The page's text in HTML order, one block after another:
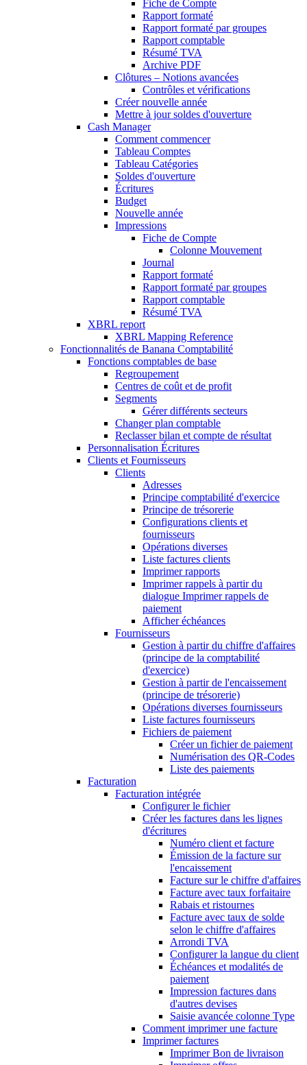
Fiche de Compte
Rapport formaté
Rapport formaté par groupes
Rapport comptable
Résumé TVA
Archive PDF
Clôtures – Notions avancées
Contrôles et vérifications
Créer nouvelle année
Mettre à jour soldes d'ouverture
Cash Manager
Comment commencer
Tableau Comptes
Tableau Catégories
Soldes d'ouverture
Écritures
Budget
Nouvelle année
Impressions
Fiche de Compte
Colonne Mouvement
Journal
Rapport formaté
Rapport formaté par groupes
Rapport comptable
Résumé TVA
XBRL report
XBRL Mapping Reference
Fonctionnalités de Banana Comptabilité
Fonctions comptables de base
Regroupement
Centres de coût et de profit
Segments
Gérer différents secteurs
Changer plan comptable
Reclasser bilan et compte de résultat
Personnalisation Écritures
Clients et Fournisseurs
Clients
Adresses
Principe comptabilité d'exercice
Principe de trésorerie
Configurations clients et
fournisseurs
Opérations diverses
Liste factures clients
Imprimer rapports
Imprimer rappels à partir du
dialogue Imprimer rappels de
paiement
Afficher échéances
Fournisseurs
Gestion à partir du chiffre d'affaires
(principe de la comptabilité
d'exercice)
Gestion à partir de l'encaissement
(principe de trésorerie)
Opérations diverses fournisseurs
Liste factures fournisseurs
Fichiers de paiement
Créer un fichier de paiement
Numérisation des QR-Codes
Liste des paiements
Facturation
Facturation intégrée
Configurer le fichier
Créer les factures dans les lignes
d'écritures
Numéro client et facture
Émission de la facture sur
l'encaissement
Facture sur le chiffre d'affaires
Facture avec taux forfaitaire
Rabais et ristournes
Facture avec taux de solde
selon le chiffre d'affaires
Arrondi TVA
Configurer la langue du client
Échéances et modalités de
paiement
Impression factures dans
d'autres devises
Saisie avancée colonne Type
Comment imprimer une facture
Imprimer factures
Imprimer Bon de livraison